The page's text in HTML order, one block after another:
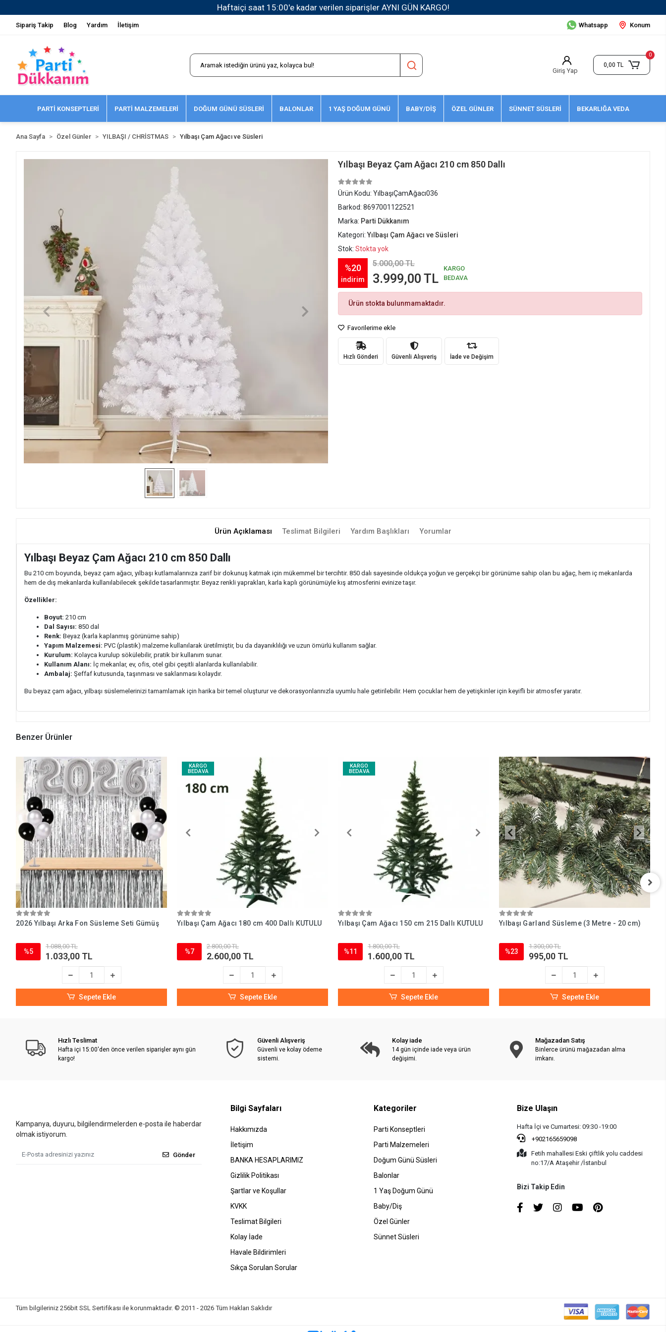
1500 TL ve Üzeri Kargo Ücretsiz!
Sipariş Takip Blog Yardım İletişim Whatsapp Konum
Giriş Yap
0
0,00 TL
PARTİ KONSEPTLERİ PARTİ MALZEMELERİ DOĞUM GÜNÜ SÜSLERİ BALONLAR 1 YAŞ DOĞUM GÜNÜ BABY/DİŞ ÖZEL GÜNLER SÜNNET SÜSLERİ BEKARLIĞA VEDA
Ana Sayfa Özel Günler YILBAŞI / CHRİSTMAS Yılbaşı Çam Ağacı ve Süsleri
Yılbaşı Beyaz Çam Ağacı 210 cm 850 Dallı
Ürün Kodu: YılbaşıÇamAğacı036
Barkod: 8697001122521
Marka: Parti Dükkanım
Kategori:Yılbaşı Çam Ağacı ve Süsleri
Stok: Stokta yok
%20
indirim
5.000,00 TL
3.999,00 TL
KARGO
BEDAVA
Ürün stokta bulunmamaktadır.
Favorilerime ekle
Hızlı Gönderi Güvenli Alışveriş İade ve Değişim
Ürün Açıklaması Teslimat Bilgileri Yardım Başlıkları Yorumlar
Yılbaşı Beyaz Çam Ağacı 210 cm 850 Dallı
Bu 210 cm boyunda, beyaz çam ağacı, yılbaşı kutlamalarınıza zarif bir dokunuş katmak için mükemmel bir tercihtir. 850 dalı sayesinde oldukça yoğun ve gerçekçi bir görünüme sahip olan bu ağaç, hem iç mekanlarda
hem de dış mekanlarda kullanılabilecek şekilde tasarlanmıştır. Beyaz renkli yaprakları, karla kaplı görünümüyle kış atmosferini evinize taşır.
Özellikler:
Boyut: 210 cm
Dal Sayısı: 850 dal
Renk: Beyaz (karla kaplanmış görünüme sahip)
Yapım Malzemesi: PVC (plastik) malzeme kullanılarak üretilmiştir, bu da dayanıklılığı ve uzun ömürlü kullanım sağlar.
Kurulum: Kolayca kurulup sökülebilir, pratik bir kullanım sunar.
Kullanım Alanı: İç mekanlar, ev, ofis, otel gibi çeşitli alanlarda kullanılabilir.
Ambalaj: Şeffaf kutusunda, taşınması ve saklanması kolaydır.
Bu beyaz çam ağacı, yılbaşı süslemelerinizi tamamlamak için harika bir temel oluşturur ve dekorasyonlarınızla uyumlu hale getirilebilir. Hem çocuklar hem de yetişkinler için keyifli bir atmosfer yaratır.
Benzer Ürünler
2026 Yılbaşı Arka Fon Süsleme Seti Gümüş
%5
1.088,00 TL
1.033,00 TL
Sepete Ekle
KARGO
BEDAVA
Yılbaşı Çam Ağacı 180 cm 400 Dallı KUTULU
%7
2.800,00 TL
2.600,00 TL
Sepete Ekle
KARGO
BEDAVA
Yılbaşı Çam Ağacı 150 cm 215 Dallı KUTULU
%11
1.800,00 TL
1.600,00 TL
Sepete Ekle
Yılbaşı Garland Süsleme (3 Metre - 20 cm)
%23
1.300,00 TL
995,00 TL
Sepete Ekle
Hızlı Teslimat
Hafta içi 15:00'den önce verilen siparişler aynı gün
kargo!
Güvenli Alışveriş
Güvenli ve kolay ödeme
sistemi.
Kolay iade
14 gün içinde iade veya ürün
değişimi.
Mağazadan Satış
Binlerce ürünü mağazadan alma
imkanı.
Kampanya, duyuru, bilgilendirmelerden e-posta ile haberdar
olmak istiyorum.
Gönder
Bilgi Sayfaları
Hakkımızda
İletişim
BANKA HESAPLARIMIZ
Gizlilik Politikası
Şartlar ve Koşullar
KVKK
Teslimat Bilgileri
Kolay İade
Havale Bildirimleri
Sıkça Sorulan Sorular
Kategoriler
Parti Konseptleri
Parti Malzemeleri
Doğum Günü Süsleri
Balonlar
1 Yaş Doğum Günü
Baby/Diş
Özel Günler
Sünnet Süsleri
Bize Ulaşın
Hafta İçi ve Cumartesi: 09:30 -19:00
+902165659098
Fetih mahallesi Eski çiftlik yolu caddesi
no:17/A Ataşehir /İstanbul
Bizi Takip Edin
Tüm bilgileriniz 256bit SSL Sertifikası ile korunmaktadır. © 2011 - 2026 Tüm Hakları Saklıdır